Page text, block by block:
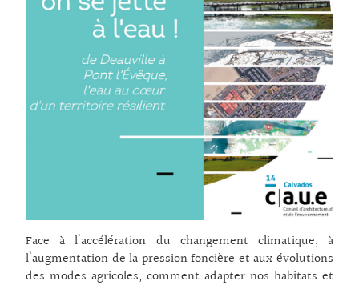
Face à l’accélération du changement climatique, à
l’augmentation de la pression foncière et aux évolutions
des modes agricoles, comment adapter nos habitats et